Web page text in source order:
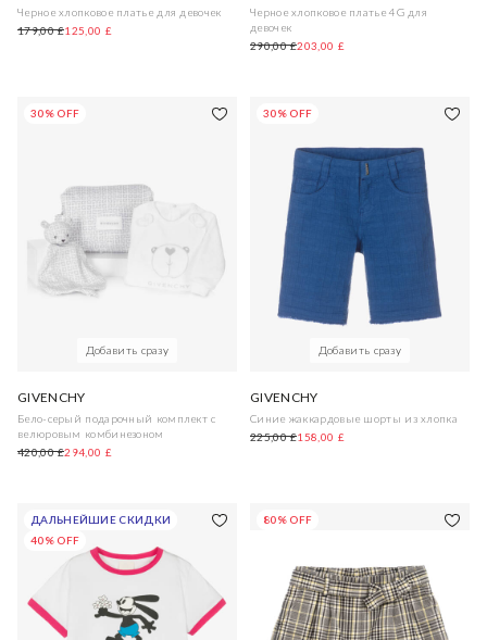
Черное хлопковое платье для девочек
179,00 £125,00 £
Черное хлопковое платье 4G для
девочек
290,00 £203,00 £
30% OFF
Добавить сразу
GIVENCHY
Бело-серый подарочный комплект с
велюровым комбинезоном
420,00 £294,00 £
30% OFF
Добавить сразу
GIVENCHY
Синие жаккардовые шорты из хлопка
225,00 £158,00 £
ДАЛЬНЕЙШИЕ СКИДКИ
40% OFF
80% OFF